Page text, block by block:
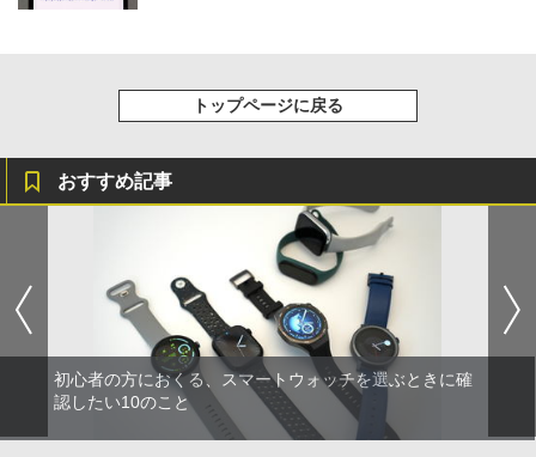
トップページに戻る
おすすめ記事
初心者の方におくる、スマートウォッチを選ぶときに確
認したい10のこと